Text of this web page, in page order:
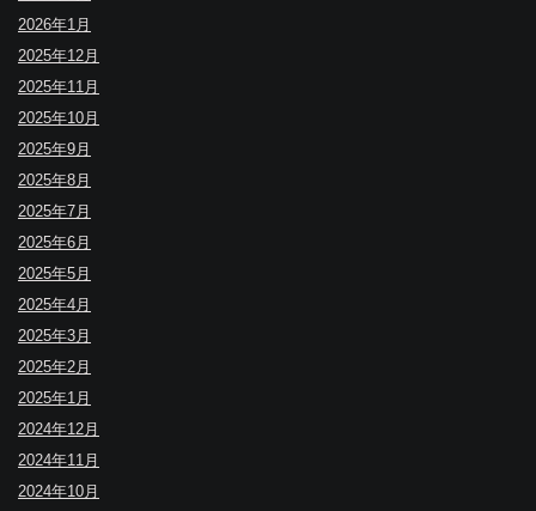
2026年1月
2025年12月
2025年11月
2025年10月
2025年9月
2025年8月
2025年7月
2025年6月
2025年5月
2025年4月
2025年3月
2025年2月
2025年1月
2024年12月
2024年11月
2024年10月